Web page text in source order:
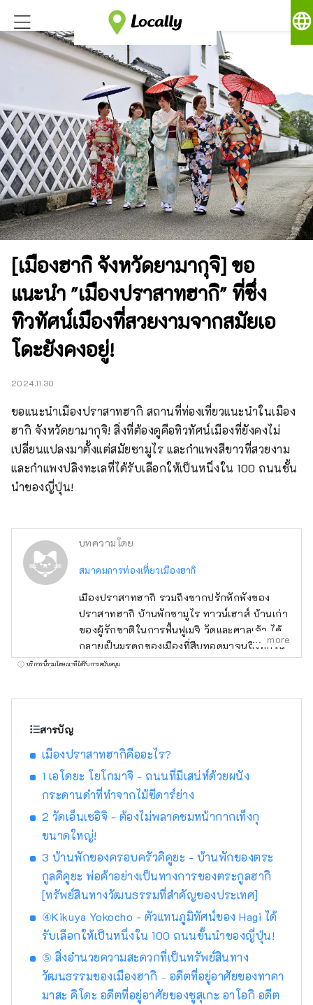
language
[เมืองฮากิ จังหวัดยามากุจิ] ขอ
แนะนำ "เมืองปราสาทฮากิ" ที่ซึ่ง
ทิวทัศน์เมืองที่สวยงามจากสมัยเอ
โดะยังคงอยู่!
2024.11.30
ขอแนะนำเมืองปราสาทฮากิ สถานที่ท่องเที่ยวแนะนำในเมือง
ฮากิ จังหวัดยามากุจิ! สิ่งที่ต้องดูคือทิวทัศน์เมืองที่ยังคงไม่
เปลี่ยนแปลงมาตั้งแต่สมัยซามูไร และกำแพงสีขาวที่สวยงาม
และกำแพงปลิงทะเลที่ได้รับเลือกให้เป็นหนึ่งใน 100 ถนนชั้น
นำของญี่ปุ่น!
บทความโดย
สมาคมการท่องเที่ยวเมืองฮากิ
เมืองปราสาทฮากิ รวมถึงซากปรักหักพังของ
ปราสาทฮากิ บ้านพักซามูไร ทาวน์เฮาส์ บ้านเก่า
ของผู้รักชาติในการฟื้นฟูเมจิ วัดและศาลเจ้า ได้
กลายเป็นมรดกของเมืองที่สืบทอดมาจนถึงทุกวัน
นี้ สถานที่ทางประวัติศาสตร์ยังคงอยู่ทั่วเมือง
more
บริการนี้รวมโฆษณาที่ได้รับการสนับสนุน
สารบัญ
เมืองปราสาทฮากิคืออะไร?
1 เอโดยะ โยโกมาจิ - ถนนที่มีเสน่ห์ด้วยผนัง
กระดานดำที่ทำจากไม้ซีดาร์ย่าง
2 วัดเอ็นเซอิจิ - ต้องไม่พลาดชมหน้ากากเท็งกุ
ขนาดใหญ่!
3 บ้านพักของครอบครัวคิคูยะ - บ้านพักของตระ
กูลคิคูยะ พ่อค้าอย่างเป็นทางการของตระกูลฮากิ
[ทรัพย์สินทางวัฒนธรรมที่สำคัญของประเทศ]
④Kikuya Yokocho - ตัวแทนภูมิทัศน์ของ Hagi ได้
รับเลือกให้เป็นหนึ่งใน 100 ถนนชั้นนำของญี่ปุ่น!
⑤ สิ่งอำนวยความสะดวกที่เป็นทรัพย์สินทาง
วัฒนธรรมของเมืองฮากิ ₋ อดีตที่อยู่อาศัยของทาคา
มาสะ คิโดะ อดีตที่อยู่อาศัยของชูสุเกะ อาโอกิ อดีต